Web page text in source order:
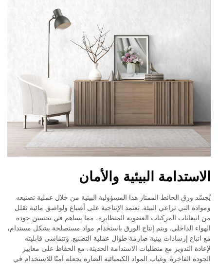
الاستدامة البيئية والأمان
يُجسّد ورق الحائط الممتاز هذا المسؤولية البيئية من خلال عملية تصنيعه
ومواده التي تراعي البيئة. تعتمد الإنتاجية على أصباغ ولواصق مائية تقلل
من انبعاثات المركبات العضوية المتطايرة، مما يساهم في تحسين جودة
الهواء الداخلي. ويتم إنتاج الورق باستخدام مواد مستصلحة بشكل مستدام،
مع اتباع إرشادات بيئية صارمة طوال عملية التصنيع. وتتماشى قابليته
لإعادة التدوير مع متطلبات الاستدامة الحديثة، مع الحفاظ على معايير
الجودة الفاخرة. وغياب المواد الكيميائية الضارة يجعله آمنًا للاستخدام في